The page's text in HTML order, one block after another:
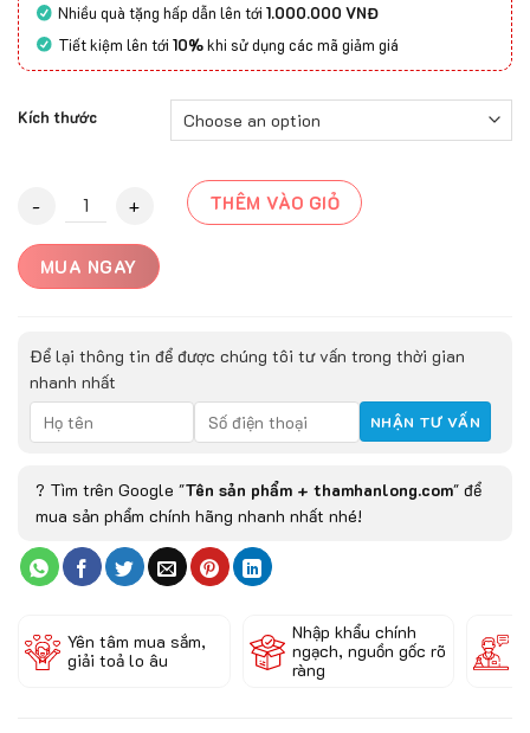
Nhiều quà tặng hấp dẫn lên tới1.000.000 VNĐ
Tiết kiệm lên tới10%khi sử dụng các mã giảm giá
Kích thước
Thảm trải sàn MONTI- 3810 quantity
THÊM VÀO GIỎ
MUA NGAY
Để lại thông tin để được chúng tôi tư vấn trong thời gian
nhanh nhất
? Tìm trên Google "Tên sản phẩm + thamhanlong.com" để
mua sản phẩm chính hãng nhanh nhất nhé!
Yên tâm mua sắm,
giải toả lo âu
Nhập khẩu chính
ngạch, nguồn gốc rõ
ràng